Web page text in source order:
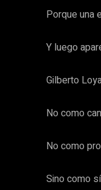
Porque una
Y luego
Gilberto
No como
No como
Sino como